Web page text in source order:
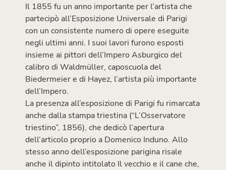
Il 1855 fu un anno importante per l’artista che
partecipò all’Esposizione Universale di Parigi
con un consistente numero di opere eseguite
negli ultimi anni. I suoi lavori furono esposti
insieme ai pittori dell’Impero Asburgico del
calibro di Waldmüller, caposcuola del
Biedermeier e di Hayez, l’artista più importante
dell’Impero.
La presenza all’esposizione di Parigi fu rimarcata
anche dalla stampa triestina (“L’Osservatore
triestino”, 1856), che dedicò l’apertura
dell’articolo proprio a Domenico Induno. Allo
stesso anno dell’esposizione parigina risale
anche il dipinto intitolato Il vecchio e il cane che,